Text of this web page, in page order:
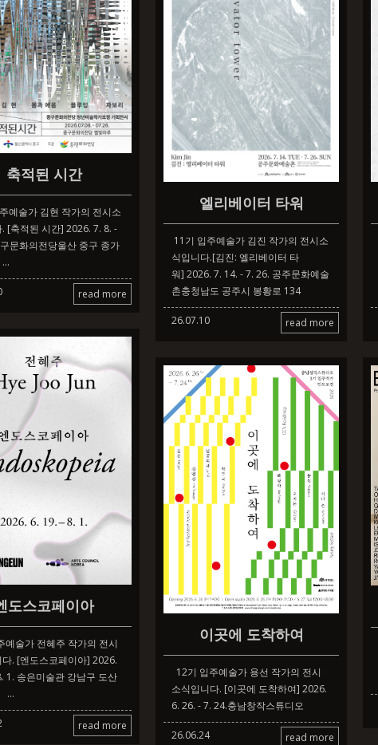
축적된 시간
예술가 김현 작가의 전시소
. [축적된 시간] 2026. 7. 8. -
문화의전당울산 중구 종가
read more
엘리베이터 타워
11기 입주예술가 김진 작가의 전시소
식입니다.[김진: 엘리베이터 타
워] 2026. 7. 14. - 7. 26. 공주문화예술
촌충청남도 공주시 봉황로 134
26.07.10 read more
도스코페이아
예술가 전혜주 작가의 전시
다. [엔도스코페이아] 2026.
1. 송은미술관 강남구 도산
...
read more
이곳에 도착하여
12기 입주예술가 용선 작가의 전시
소식입니다. [이곳에 도착하여] 2026.
6. 26. - 7. 24.충남창작스튜디오
26.06.24 read more